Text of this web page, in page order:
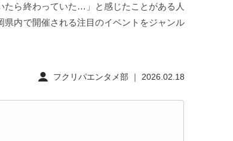
たら終わっていた…」と感じたことがある人
内で開催される注目のイベントをジャンル
フクリパエンタメ部 ｜ 2026.02.18